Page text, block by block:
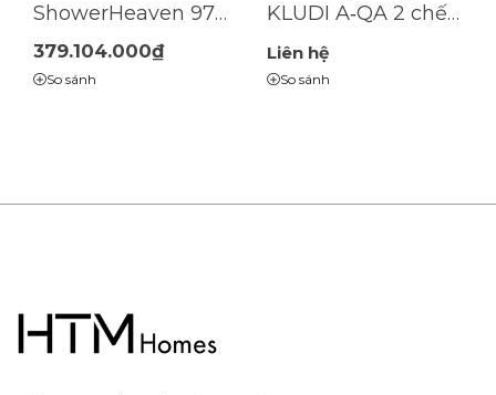
ShowerHeaven 970
x 970 mm 3 tia
không đèn
379.104.000₫
So sánh
KLUDI A‑QA 2 chế
độ Mưa & Thác
nước - Chrome/
Liên hệ
So sánh